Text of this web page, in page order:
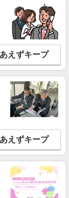
えずキープ
えずキープ